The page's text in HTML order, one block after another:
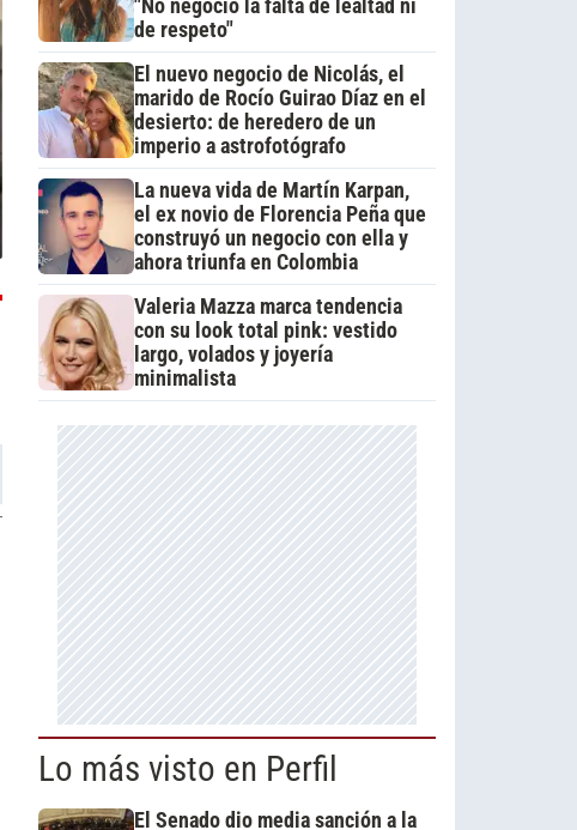
"No negocio la falta de lealtad ni
de respeto"
El nuevo negocio de Nicolás, el
marido de Rocío Guirao Díaz en el
desierto: de heredero de un
imperio a astrofotógrafo
La nueva vida de Martín Karpan,
el ex novio de Florencia Peña que
construyó un negocio con ella y
ahora triunfa en Colombia
Valeria Mazza marca tendencia
con su look total pink: vestido
largo, volados y joyería
minimalista
Lo más visto en Perfil
El Senado dio media sanción a la